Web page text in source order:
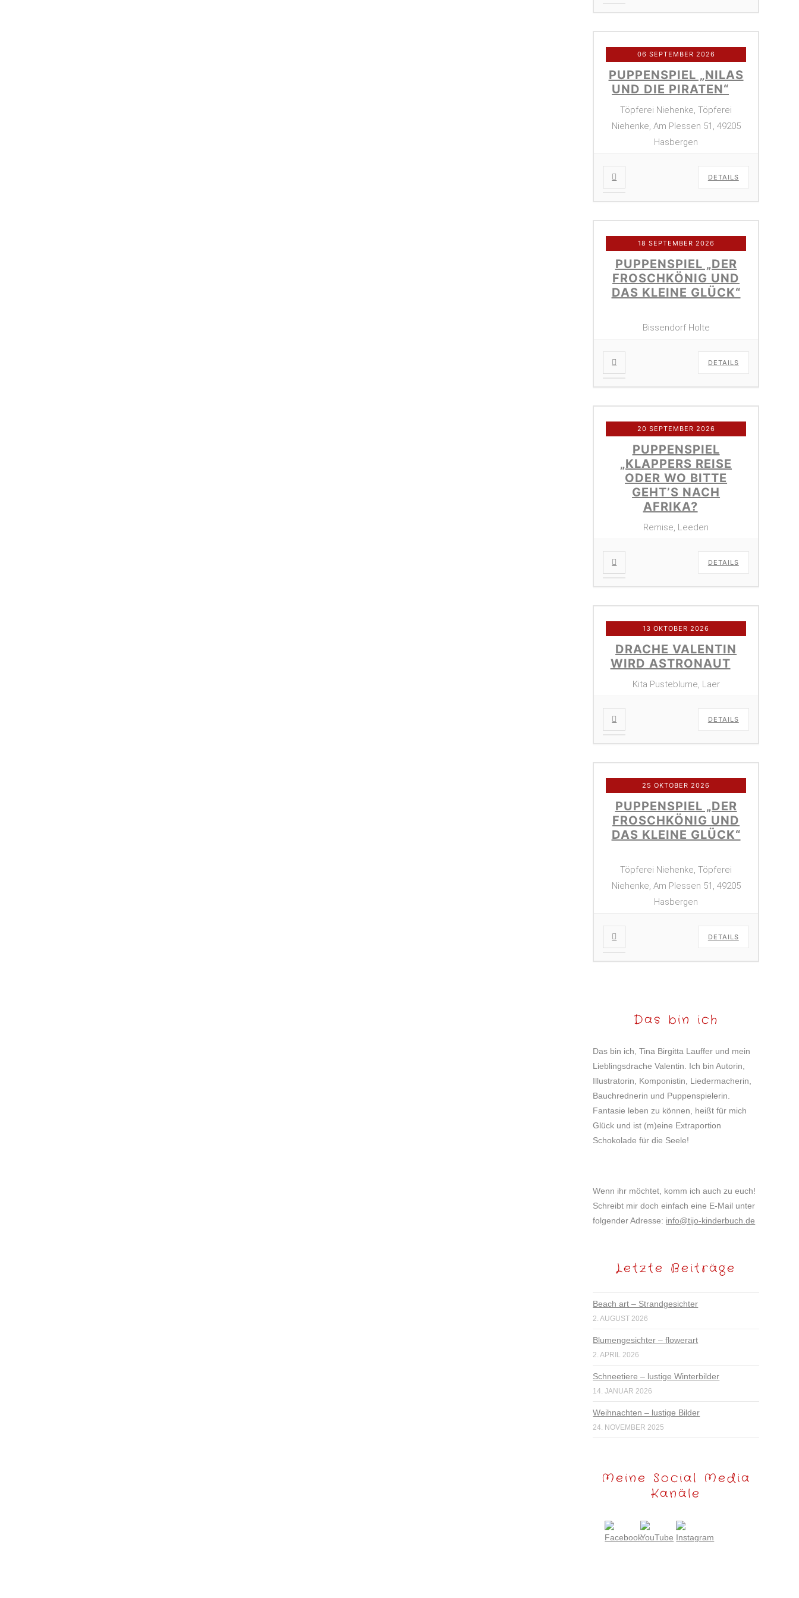
06 SEPTEMBER 2026
PUPPENSPIEL „NILAS
UND DIE PIRATEN“
Töpferei Niehenke, Töpferei
Niehenke, Am Plessen 51, 49205
Hasbergen
DETAILS
18 SEPTEMBER 2026
PUPPENSPIEL „DER
FROSCHKÖNIG UND
DAS KLEINE GLÜCK“
Bissendorf Holte
DETAILS
20 SEPTEMBER 2026
PUPPENSPIEL
„KLAPPERS REISE
ODER WO BITTE
GEHT’S NACH
AFRIKA?
Remise, Leeden
DETAILS
13 OKTOBER 2026
DRACHE VALENTIN
WIRD ASTRONAUT
Kita Pusteblume, Laer
DETAILS
25 OKTOBER 2026
PUPPENSPIEL „DER
FROSCHKÖNIG UND
DAS KLEINE GLÜCK“
Töpferei Niehenke, Töpferei
Niehenke, Am Plessen 51, 49205
Hasbergen
DETAILS
Das bin ich
Das bin ich, Tina Birgitta Lauffer und mein
Lieblingsdrache Valentin. Ich bin Autorin,
Illustratorin, Komponistin, Liedermacherin,
Bauchrednerin und Puppenspielerin.
Fantasie leben zu können, heißt für mich
Glück und ist (m)eine Extraportion
Schokolade für die Seele!
Wenn ihr möchtet, komm ich auch zu euch!
Schreibt mir doch einfach eine E-Mail unter
folgender Adresse: info@tijo-kinderbuch.de
Letzte Beiträge
Beach art – Strandgesichter
2. AUGUST 2026
Blumengesichter – flowerart
2. APRIL 2026
Schneetiere – lustige Winterbilder
14. JANUAR 2026
Weihnachten – lustige Bilder
24. NOVEMBER 2025
Meine Social Media
Kanäle